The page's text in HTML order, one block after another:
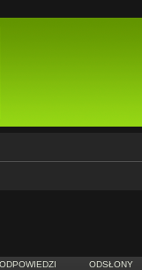
ODPOWIEDZI ODSŁONY